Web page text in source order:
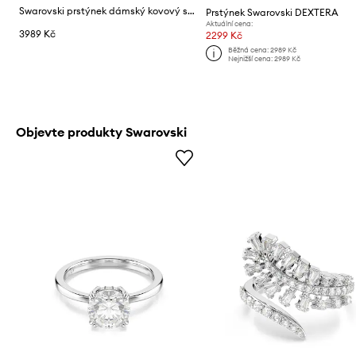
Swarovski prstýnek dámský kovový se Swarovski krystalem UNA
3989 Kč
Prstýnek Swarovski DEXTERA
Aktuální cena:
2299 Kč
Běžná cena: 2989 Kč
Nejnižší cena: 2989 Kč
Objevte produkty Swarovski